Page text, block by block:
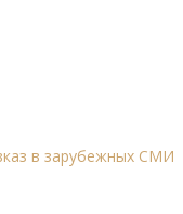
в зарубежных СМИ